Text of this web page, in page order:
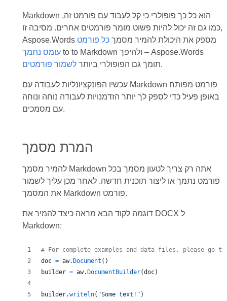
Markdown הוא כל כך פופולרי כי קל לעבוד עם פורמט זה,
כמו גם זה יכול להיות פשוט מומר פורמטים אחרים. מסיבה זו,
Aspose.Words מספק את היכולת להמיר מסמךכל פורמט
עומס נתמךto to Markdown ולהיפך – Aspose.Words
תומך גם הפופולרי ביותרלשמור פורמטים .
עכשיו הפונקציונליות לעבודה עם Markdown פורמט מפותח
באופן פעיל כדי לספק לך יותר הזדמנויות לעבודה נוחה ונוחה
עם מסמכים.
להמיר מסמך Markdown אתה רק צריך לטעון מסמך בכל
פורמט נתמך או ליצור תוכנית חדשה. לאחר מכן עליך לשמור
את המסמך Markdown פורמט.
דוגמה לקוד הבא מראה כיצד להמיר את DOCX ל
Markdown:
# For complete examples and data files, please go to
doc = aw. Document ()
builder = aw. DocumentBuilder(doc)
builder.writeln( "Some text!" )